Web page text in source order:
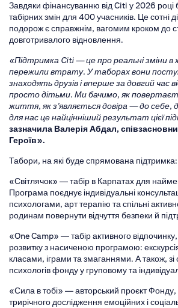
Завдяки фінансуванню від Citi у 2026 році
табірних змін для 400 учасників. Це сотні
подорож є справжнім, вагомим кроком до
довготривалого відновлення.
«Підтримка Citi — це про реальні зміни в
пережили втрату. У таборах вони
знаходять друзів і вперше за довгий час
просто дітьми. Ми бачимо, як
життя, як з’являється довіра — до себе,
для нас це найцінніший результат цієї
зазначила Валерія Абдал,
Героїв».
Табори, на які буде спрямована підтримка:
«Світлячок» — табір в Карпатах для
Програма поєднує індивідуальні
психологами, арт терапію та спільні
родинам повернути відчуття безпеки й
«One Camp» — табір активного відпочинку,
розвитку з насиченою програмою:
класами, іграми та змаганнями. А також,
психологів фонду у груповому та
«Сила в тобі» — авторський проєкт Фонду,
трирічного дослідження емоційних і